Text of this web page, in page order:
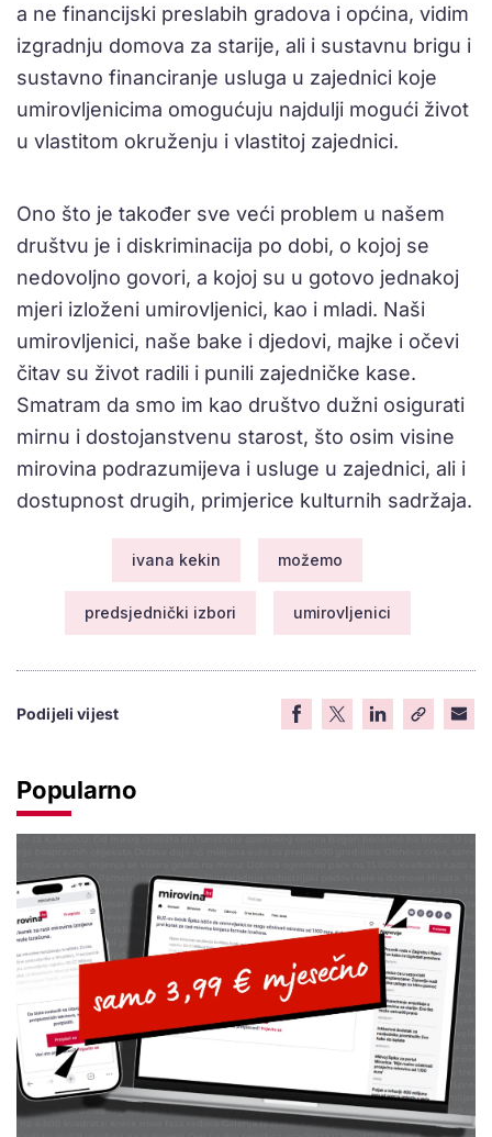
a ne financijski preslabih gradova i općina, vidim
izgradnju domova za starije, ali i sustavnu brigu i
sustavno financiranje usluga u zajednici koje
umirovljenicima omogućuju najdulji mogući život
u vlastitom okruženju i vlastitoj zajednici.
Ono što je također sve veći problem u našem
društvu je i diskriminacija po dobi, o kojoj se
nedovoljno govori, a kojoj su u gotovo jednakoj
mjeri izloženi umirovljenici, kao i mladi. Naši
umirovljenici, naše bake i djedovi, majke i očevi
čitav su život radili i punili zajedničke kase.
Smatram da smo im kao društvo dužni osigurati
mirnu i dostojanstvenu starost, što osim visine
mirovina podrazumijeva i usluge u zajednici, ali i
dostupnost drugih, primjerice kulturnih sadržaja.
ivana kekin možemo
predsjednički izbori umirovljenici
Podijeli vijest
Popularno